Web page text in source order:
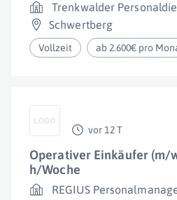
Trenkwalder
Schwertberg
Vollzeit ab 2.600€ pro
vor 12 T
Operativer Einkäufer (m/
h/Woche
REGIUS